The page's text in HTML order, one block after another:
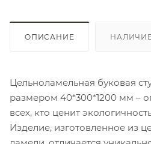
ОПИСАНИЕ НАЛИЧИЕ
Цельноламельная буковая
размером 40*300*1200 мм –
всех, кто ценит
Изделие, изготовленное из